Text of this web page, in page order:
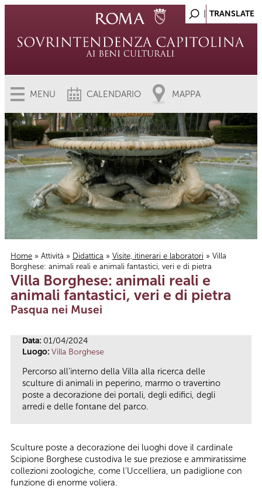
MENU CALENDARIO MAPPA
Tu sei qui
Home » Attività » Didattica » Visite, itinerari e laboratori » Villa
Borghese: animali reali e animali fantastici, veri e di pietra
Villa Borghese: animali reali e
animali fantastici, veri e di pietra
Pasqua nei Musei
Data: 01/04/2024
Luogo: Villa Borghese
Percorso all’interno della Villa alla ricerca delle
sculture di animali in peperino, marmo o travertino
poste a decorazione dei portali, degli edifici, degli
arredi e delle fontane del parco.
Sculture poste a decorazione dei luoghi dove il cardinale
Scipione Borghese custodiva le sue preziose e ammiratissime
collezioni zoologiche, come l’Uccelliera, un padiglione con
funzione di enorme voliera.